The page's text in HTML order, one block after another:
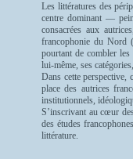
Les littératures des
centre dominant —
consacrées aux
francophonie du Nord
pourtant de combler les
lui-même, ses
Dans cette perspective,
place des autrices
institutionnels,
S’inscrivant au cœur
des études
littérature.